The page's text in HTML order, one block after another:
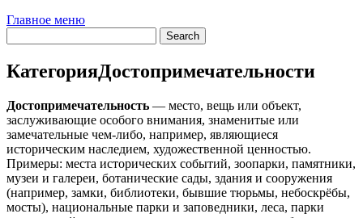
Главное меню
КатегорияДостопримечательности
Достопримечательность — место, вещь или объект,
заслуживающие особого внимания, знаменитые или
замечательные чем-либо, например, являющиеся
историческим наследием, художественной ценностью.
Примеры: места исторических событий, зоопарки, памятники,
музеи и галереи, ботанические сады, здания и сооружения
(например, замки, библиотеки, бывшие тюрьмы, небоскрёбы,
мосты), национальные парки и заповедники, леса, парки